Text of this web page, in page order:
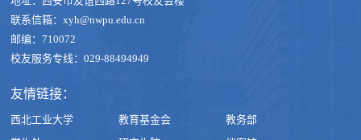
联系信箱：xyh@nwpu.edu.cn
邮编：710072
校友服务专线：029-88494949
友情链接：
西北工业大学 教育基金会
教务部